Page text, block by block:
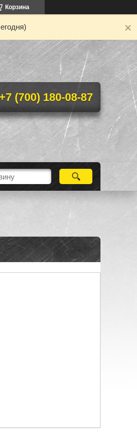
Корзина
+7 (700) 180-08-87